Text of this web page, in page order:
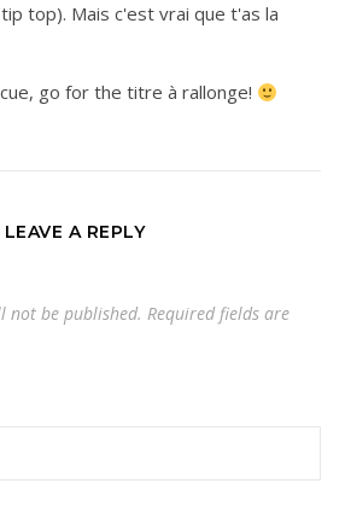
top). Mais c'est vrai que t'as la
go for the titre à rallonge!
LEAVE A REPLY
not be published. Required fields are